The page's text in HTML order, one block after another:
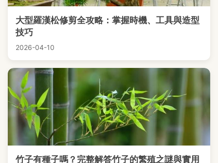
大型羅漢松修剪全攻略：掌握時機、工具與造型
技巧
2026-04-10
竹子有種子嗎？完整解答竹子的繁殖之謎與實用